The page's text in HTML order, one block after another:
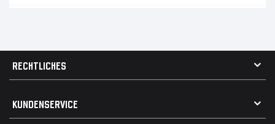
RECHTLICHES
KUNDENSERVICE